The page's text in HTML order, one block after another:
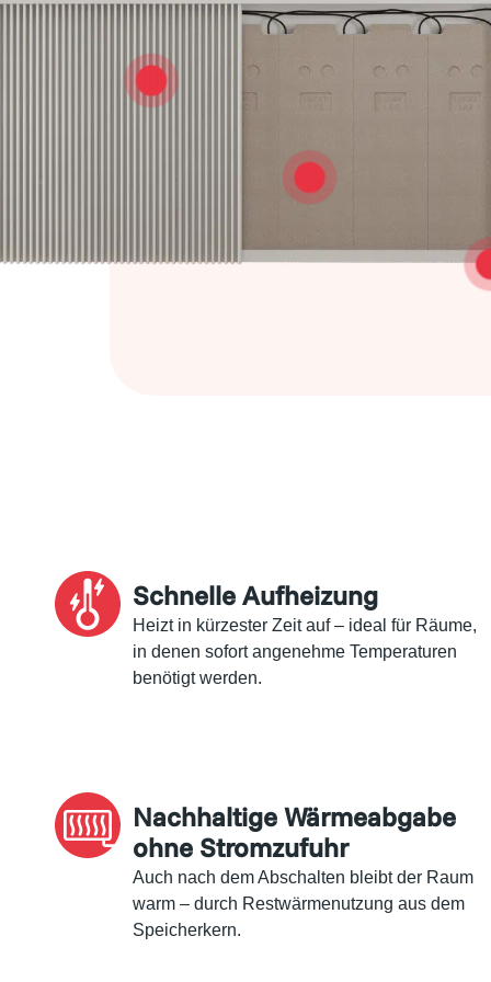
Schnelle Aufheizung
Heizt in kürzester Zeit auf – ideal für Räume,
in denen sofort angenehme Temperaturen
benötigt werden.
Nachhaltige Wärmeabgabe
ohne Stromzufuhr
Auch nach dem Abschalten bleibt der Raum
warm – durch Restwärmenutzung aus dem
Speicherkern.